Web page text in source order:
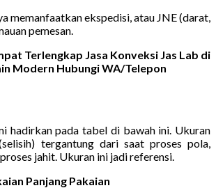
memanfaatkan ekspedisi, atau JNE (darat,
pemesan.
Terlengkap Jasa Konveksi Jas Lab di
Modern Hubungi WA/Telepon
hadirkan pada tabel di bawah ini. Ukuran
tergantung dari saat proses pola,
jahit. Ukuran ini jadi referensi.
Panjang Pakaian